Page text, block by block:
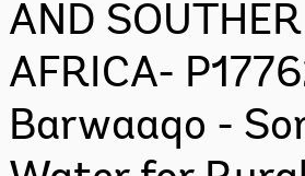
AND
AFRICA-
Barwaaqo -